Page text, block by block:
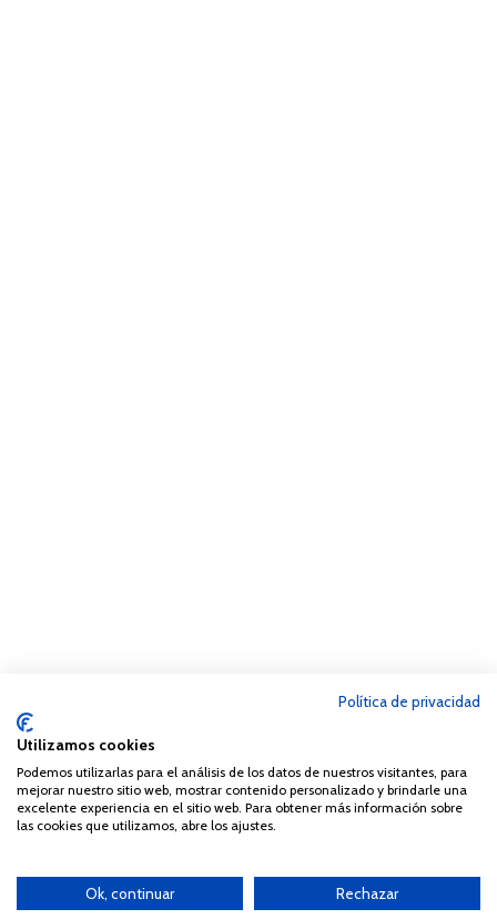
Política de privacidad
Utilizamos cookies
Podemos utilizarlas para el análisis de los datos de nuestros visitantes, para
mejorar nuestro sitio web, mostrar contenido personalizado y brindarle una
excelente experiencia en el sitio web. Para obtener más información sobre
las cookies que utilizamos, abre los ajustes.
Ok, continuar Rechazar